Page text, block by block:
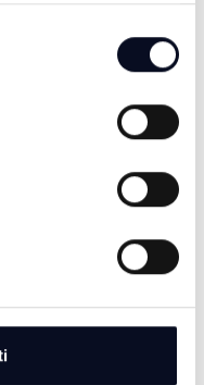
la Virtus